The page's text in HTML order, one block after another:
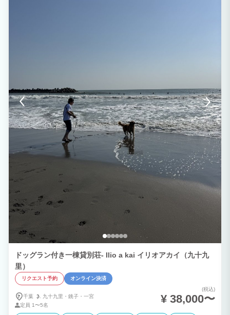
ドッグラン付き一棟貸別荘- Ilio a kai イリオアカイ（九十九
里）
リクエスト予約 オンライン決済
千葉 九十九里・ 銚子・ 一宮
定員 1〜5名
(税込)
¥ 38,000〜